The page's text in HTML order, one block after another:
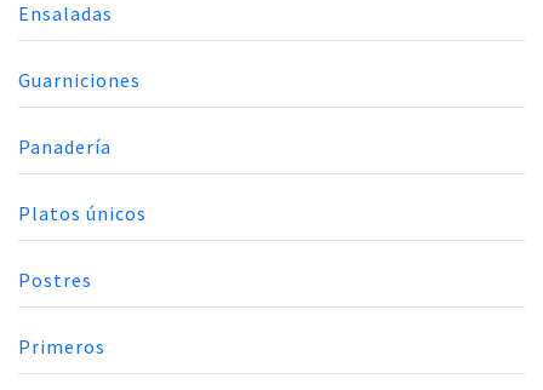
Ensaladas
Guarniciones
Panadería
Platos únicos
Postres
Primeros